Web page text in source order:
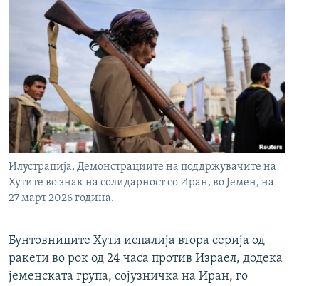
Илустрација, Демонстрациите на поддржувачите на
Хутите во знак на солидарност со Иран, во Јемен, на
27 март 2026 година.
Бунтовниците Хути испалија втора серија од
ракети во рок од 24 часа против Израел, додека
јеменската група, сојузничка на Иран, го